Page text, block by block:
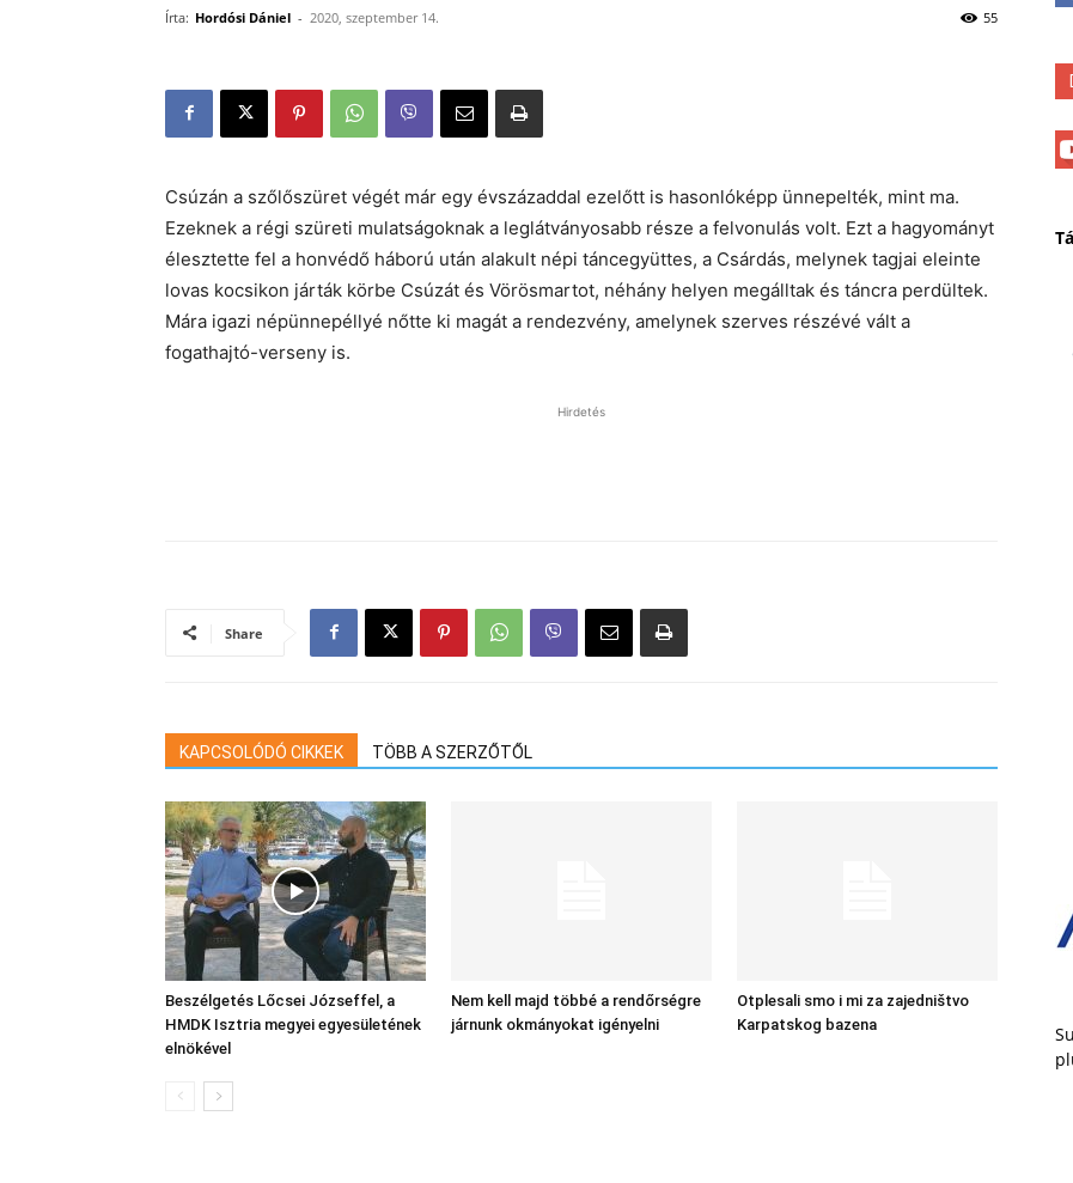
Írta: Hordósi Dániel - 2020, szeptember 14. 55
Csúzán a szőlőszüret végét már egy évszázaddal ezelőtt is hasonlóképp ünnepelték, mint ma.
Ezeknek a régi szüreti mulatságoknak a leglátványosabb része a felvonulás volt. Ezt a hagyományt
élesztette fel a honvédő háború után alakult népi táncegyüttes, a Csárdás, melynek tagjai eleinte
lovas kocsikon járták körbe Csúzát és Vörösmartot, néhány helyen megálltak és táncra perdültek.
Mára igazi népünnepéllyé nőtte ki magát a rendezvény, amelynek szerves részévé vált a
fogathajtó-verseny is.
Hirdetés
Share
KAPCSOLÓDÓ CIKKEK TÖBB A SZERZŐTŐL
Beszélgetés Lőcsei Józseffel, a
HMDK Isztria megyei egyesületének
elnökével
Nem kell majd többé a rendőrségre
járnunk okmányokat igényelni
Otplesali smo i mi za zajedništvo
Karpatskog bazena